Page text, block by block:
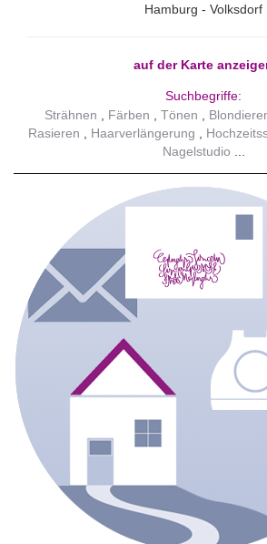
Hamburg - Volksdorf
auf der Karte
Suchbegriffe:
Strähnen
Färben Tönen
Rasieren
Haarverlängerung
Nagelstudio